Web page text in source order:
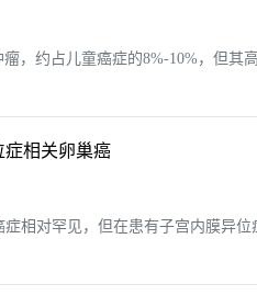
，约占儿童癌症的8%-10%，但
症相关卵巢癌
相对罕见，但在患有子宫内膜异